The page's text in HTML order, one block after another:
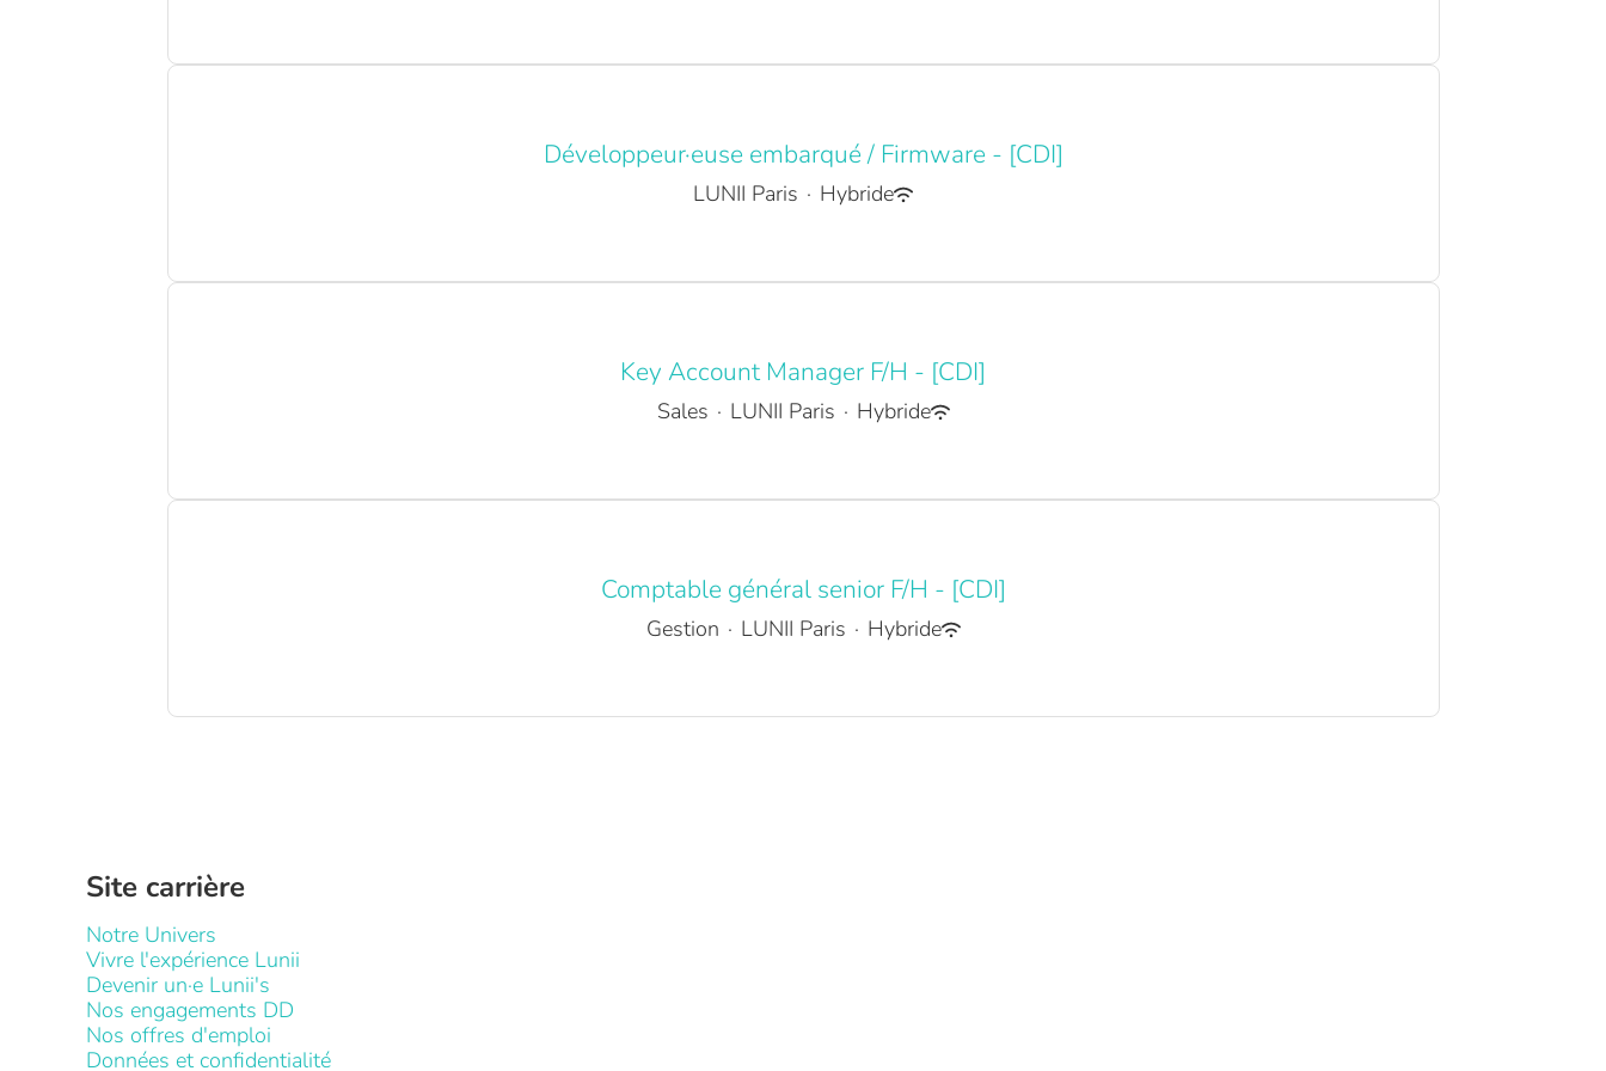
Développeur·euse embarqué / Firmware - [CDI]
LUNII Paris · Hybride
Key Account Manager F/H - [CDI]
Sales · LUNII Paris · Hybride
Comptable général senior F/H - [CDI]
Gestion · LUNII Paris · Hybride
Site carrière
Notre Univers
Vivre l'expérience Lunii
Devenir un·e Lunii's
Nos engagements DD
Nos offres d'emploi
Données et confidentialité